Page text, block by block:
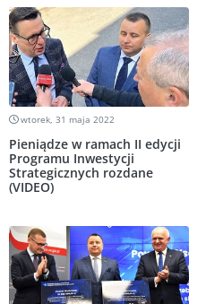
wtorek, 31 maja 2022
Pieniądze w ramach II edycji
Programu Inwestycji
Strategicznych rozdane
(VIDEO)